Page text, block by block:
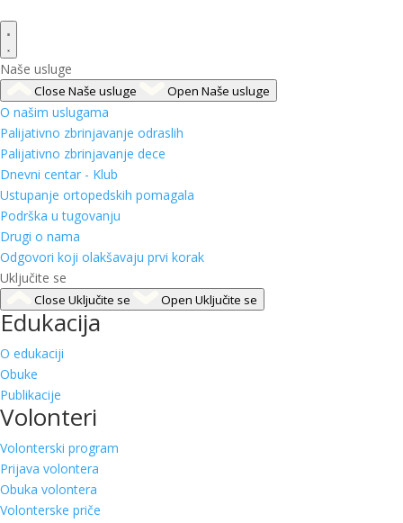
Naše usluge
Close Naše usluge Open Naše usluge
O našim uslugama
Palijativno zbrinjavanje odraslih
Palijativno zbrinjavanje dece
Dnevni centar - Klub
Ustupanje ortopedskih pomagala
Podrška u tugovanju
Drugi o nama
Odgovori koji olakšavaju prvi korak
Uključite se
Close Uključite se Open Uključite se
Edukacija
O edukaciji
Obuke
Publikacije
Volonteri
Volonterski program
Prijava volontera
Obuka volontera
Volonterske priče